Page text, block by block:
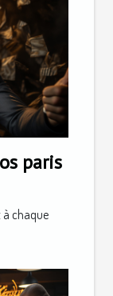
paris
à chaque